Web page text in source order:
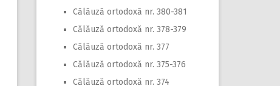
Călăuză ortodoxă nr. 380-381
Călăuză ortodoxă nr. 378-379
Călăuză ortodoxă nr. 377
Călăuză ortodoxă nr. 375-376
Călăuză ortodoxă nr. 374